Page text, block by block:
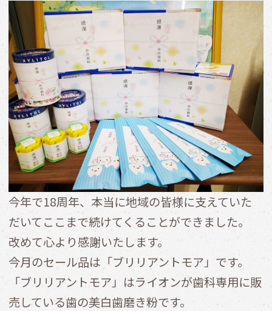
今年で18周年、本当に地域の皆様に支えていた
だいてここまで続けてくることができました。
改めて心より感謝いたします。
今月のセール品は「ブリリアントモア」です。
「ブリリアントモア」はライオンが歯科専用に販
売している歯の美白歯磨き粉です。